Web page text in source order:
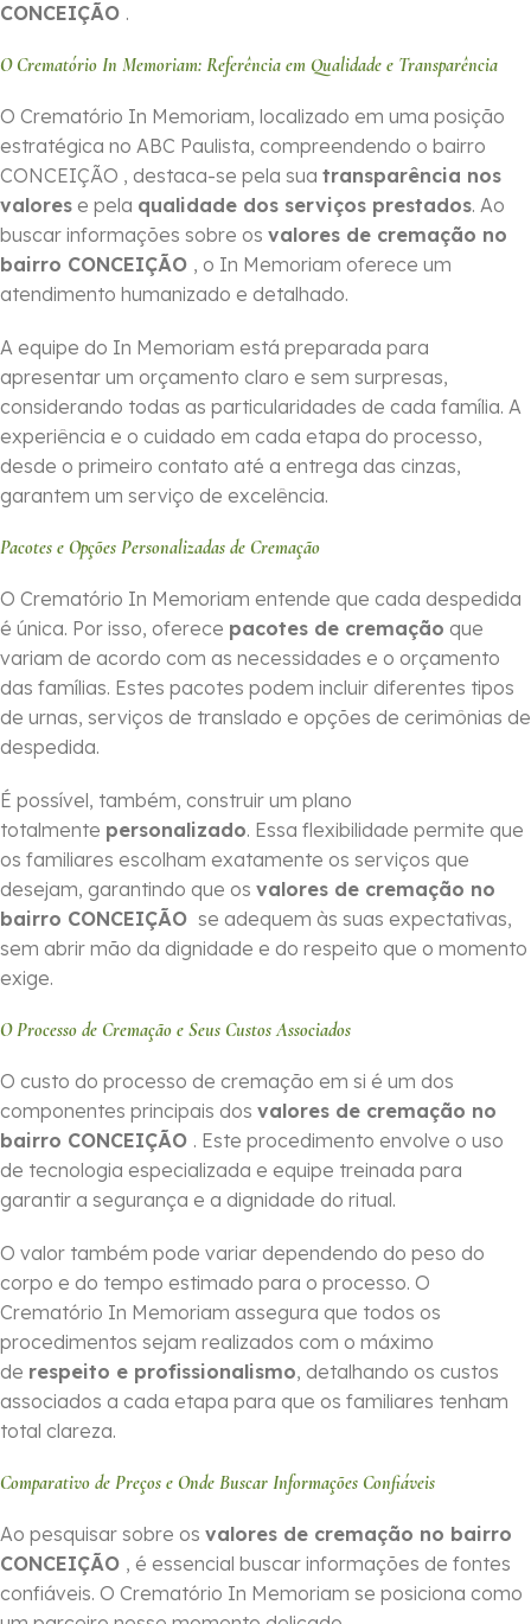
CONCEIÇÃO .
O Crematório In Memoriam: Referência em Qualidade e Transparência
O Crematório In Memoriam, localizado em uma posição
estratégica no ABC Paulista, compreendendo o bairro
CONCEIÇÃO , destaca-se pela sua transparência nos
valores e pela qualidade dos serviços prestados. Ao
buscar informações sobre os valores de cremação no
bairro CONCEIÇÃO , o In Memoriam oferece um
atendimento humanizado e detalhado.
A equipe do In Memoriam está preparada para
apresentar um orçamento claro e sem surpresas,
considerando todas as particularidades de cada família. A
experiência e o cuidado em cada etapa do processo,
desde o primeiro contato até a entrega das cinzas,
garantem um serviço de excelência.
Pacotes e Opções Personalizadas de Cremação
O Crematório In Memoriam entende que cada despedida
é única. Por isso, oferece pacotes de cremação que
variam de acordo com as necessidades e o orçamento
das famílias. Estes pacotes podem incluir diferentes tipos
de urnas, serviços de translado e opções de cerimônias de
despedida.
É possível, também, construir um plano
totalmente personalizado. Essa flexibilidade permite que
os familiares escolham exatamente os serviços que
desejam, garantindo que os valores de cremação no
bairro CONCEIÇÃO se adequem às suas expectativas,
sem abrir mão da dignidade e do respeito que o momento
exige.
O Processo de Cremação e Seus Custos Associados
O custo do processo de cremação em si é um dos
componentes principais dos valores de cremação no
bairro CONCEIÇÃO . Este procedimento envolve o uso
de tecnologia especializada e equipe treinada para
garantir a segurança e a dignidade do ritual.
O valor também pode variar dependendo do peso do
corpo e do tempo estimado para o processo. O
Crematório In Memoriam assegura que todos os
procedimentos sejam realizados com o máximo
de respeito e profissionalismo, detalhando os custos
associados a cada etapa para que os familiares tenham
total clareza.
Comparativo de Preços e Onde Buscar Informações Confiáveis
Ao pesquisar sobre os valores de cremação no bairro
CONCEIÇÃO , é essencial buscar informações de fontes
confiáveis. O Crematório In Memoriam se posiciona como